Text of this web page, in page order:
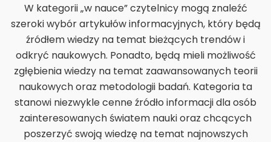
W kategorii „w nauce” czytelnicy mogą znaleźć
szeroki wybór artykułów informacyjnych, który będą
źródłem wiedzy na temat bieżących trendów i
odkryć naukowych. Ponadto, będą mieli możliwość
zgłębienia wiedzy na temat zaawansowanych teorii
naukowych oraz metodologii badań. Kategoria ta
stanowi niezwykle cenne źródło informacji dla osób
zainteresowanych światem nauki oraz chcących
poszerzyć swoją wiedzę na temat najnowszych